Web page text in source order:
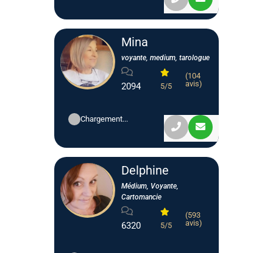
Mina
voyante, medium, tarologue
2094 5/5
(104
avis)
Chargement...
Delphine
Médium, Voyante,
Cartomancie
6320 5/5
(593
avis)